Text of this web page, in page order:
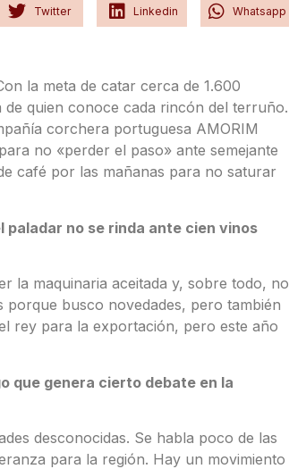
Twitter Linkedin Whatsapp
la meta de catar cerca de 1.600
quien conoce cada rincón del terruño.
corchera portuguesa AMORIM
no «perder el paso» ante semejante
café por las mañanas para no saturar
paladar no se rinda ante cien vinos
la maquinaria aceitada y, sobre todo, no
busco novedades, pero también
rey para la exportación, pero este año
que genera cierto debate en la
desconocidas. Se habla poco de las
para la región. Hay un movimiento